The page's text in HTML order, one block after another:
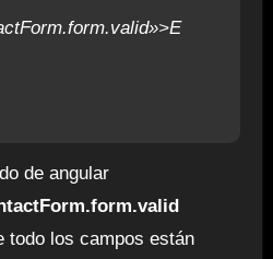
de angular
todo los campos están